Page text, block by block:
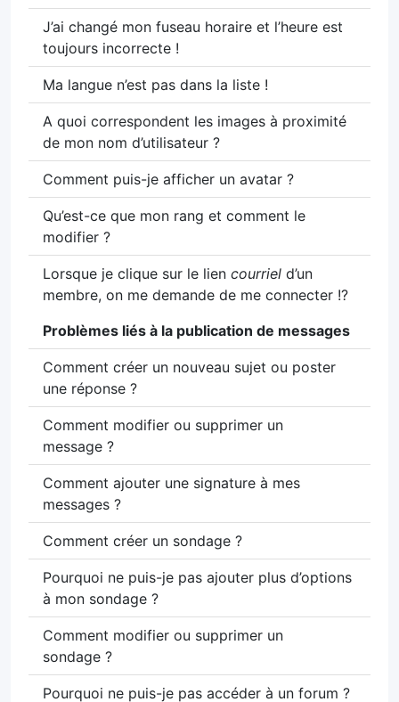
J’ai changé mon fuseau horaire et l’heure est
toujours incorrecte !
Ma langue n’est pas dans la liste !
A quoi correspondent les images à proximité
de mon nom d’utilisateur ?
Comment puis-je afficher un avatar ?
Qu’est-ce que mon rang et comment le
modifier ?
Lorsque je clique sur le lien courriel d’un
membre, on me demande de me connecter !?
Problèmes liés à la publication de messages
Comment créer un nouveau sujet ou poster
une réponse ?
Comment modifier ou supprimer un
message ?
Comment ajouter une signature à mes
messages ?
Comment créer un sondage ?
Pourquoi ne puis-je pas ajouter plus d’options
à mon sondage ?
Comment modifier ou supprimer un
sondage ?
Pourquoi ne puis-je pas accéder à un forum ?